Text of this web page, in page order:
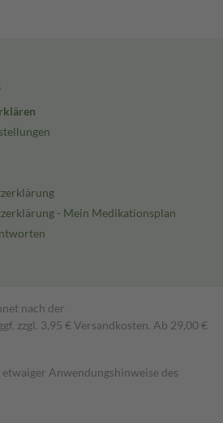
- Mein Medikationsplan
nach der
zzgl. 3,95 € Versandkosten. Ab 29,00 €
Anwendungshinweise des